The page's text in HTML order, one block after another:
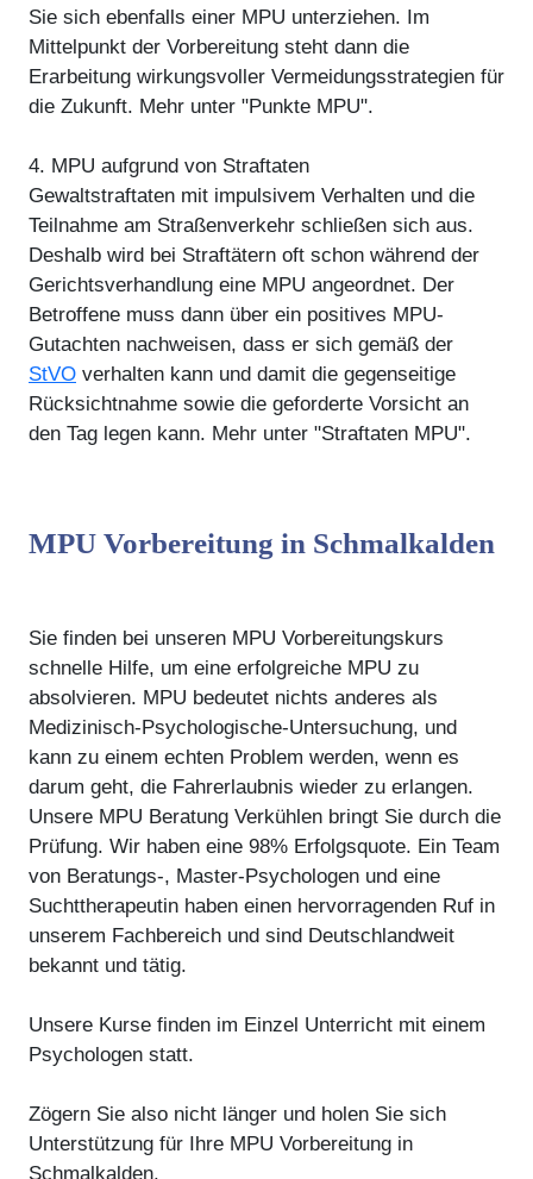
Sie sich ebenfalls einer MPU unterziehen. Im
Mittelpunkt der Vorbereitung steht dann die
Erarbeitung wirkungsvoller Vermeidungsstrategien für
die Zukunft. Mehr unter "Punkte MPU".
4. MPU aufgrund von Straftaten
Gewaltstraftaten mit impulsivem Verhalten und die
Teilnahme am Straßenverkehr schließen sich aus.
Deshalb wird bei Straftätern oft schon während der
Gerichtsverhandlung eine MPU angeordnet. Der
Betroffene muss dann über ein positives MPU-
Gutachten nachweisen, dass er sich gemäß der
StVO verhalten kann und damit die gegenseitige
Rücksichtnahme sowie die geforderte Vorsicht an
den Tag legen kann. Mehr unter "Straftaten MPU".
MPU Vorbereitung in Schmalkalden
Sie finden bei unseren MPU Vorbereitungskurs
schnelle Hilfe, um eine erfolgreiche MPU zu
absolvieren. MPU bedeutet nichts anderes als
Medizinisch-Psychologische-Untersuchung, und
kann zu einem echten Problem werden, wenn es
darum geht, die Fahrerlaubnis wieder zu erlangen.
Unsere MPU Beratung Verkühlen bringt Sie durch die
Prüfung. Wir haben eine 98% Erfolgsquote. Ein Team
von Beratungs-, Master-Psychologen und eine
Suchttherapeutin haben einen hervorragenden Ruf in
unserem Fachbereich und sind Deutschlandweit
bekannt und tätig.
Unsere Kurse finden im Einzel Unterricht mit einem
Psychologen statt.
Zögern Sie also nicht länger und holen Sie sich
Unterstützung für Ihre MPU Vorbereitung in
Schmalkalden.